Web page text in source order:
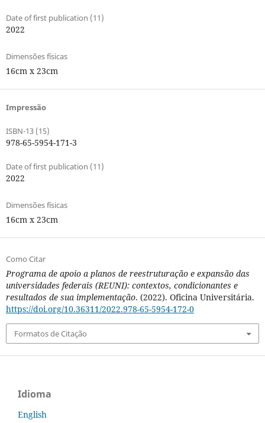
Date of first publication (11)
2022
Dimensões físicas
16cm x 23cm
Impressão
ISBN-13 (15)
978-65-5954-171-3
Date of first publication (11)
2022
Dimensões físicas
16cm x 23cm
Como Citar
Programa de apoio a planos de reestruturação e expansão das
universidades federais (REUNI): contextos, condicionantes e
resultados de sua implementação. (2022). Oficina Universitária.
https://doi.org/10.36311/2022.978-65-5954-172-0
Formatos de Citação
Idioma
English